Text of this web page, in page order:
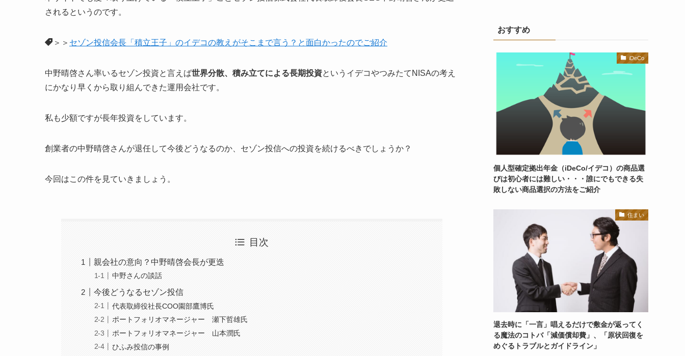
されるというのです。
＞＞ セゾン投信会長「積立王子」のイデコの教えがそこまで言う？と面白かったのでご紹介
中野晴啓さん率いるセゾン投資と言えば世界分散、積み立てによる長期投資というイデコやつみたてNISAの考え
にかなり早くから取り組んできた運用会社です。
私も少額ですが長年投資をしています。
創業者の中野晴啓さんが退任して今後どうなるのか、セゾン投信への投資を続けるべきでしょうか？
今回はこの件を見ていきましょう。
目次
親会社の意向？中野晴啓会長が更迭
中野さんの談話
今後どうなるセゾン投信
代表取締役社長COO園部鷹博氏
ポートフォリオマネージャー 瀬下哲雄氏
ポートフォリオマネージャー 山本潤氏
ひふみ投信の事例
おすすめ
iDeCo
個人型確定拠出年金（iDeCo/イデコ）の商品選
びは初心者には難しい・・・誰にでもできる失
敗しない商品選択の方法をご紹介
住まい
退去時に「一言」唱えるだけで敷金が返ってく
る魔法のコトバ「減価償却費」、「原状回復を
めぐるトラブルとガイドライン」